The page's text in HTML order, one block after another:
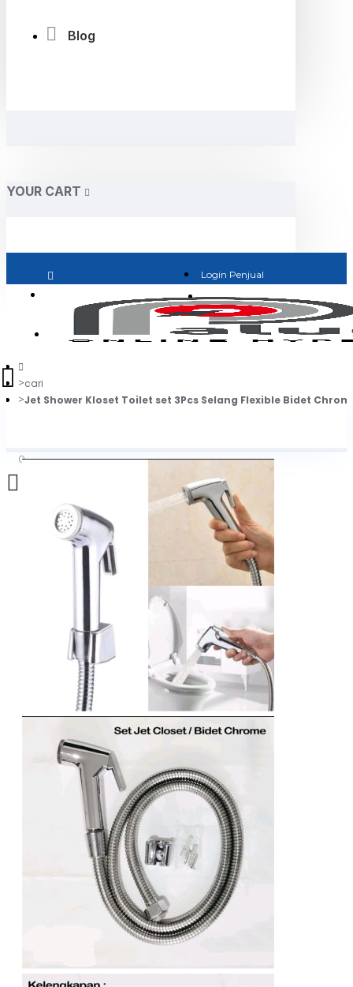
Blog
YOUR CART
Login Penjual
Jadi Penjual
0
Daftar belanja Anda kosong!
cari
Jet Shower Kloset Toilet set 3Pcs Selang Flexible Bidet